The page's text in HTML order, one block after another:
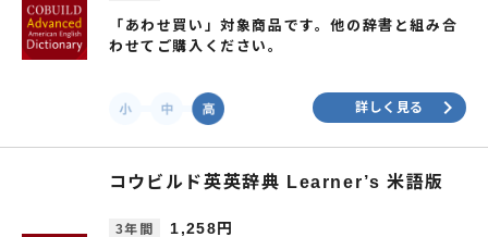
「あわせ買い」対象商品です。他の辞書と組み合
わせてご購入ください。
詳しく見る keyboard_arrow_right
コウビルド英英辞典 Learner’s 米語版
3年間 1,258円